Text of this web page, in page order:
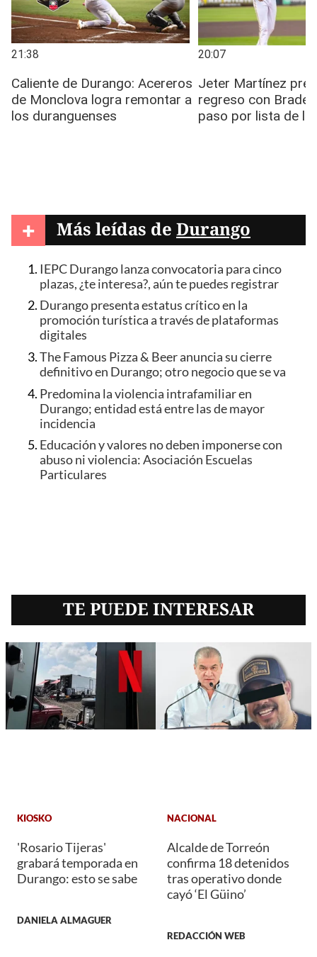
+ Más leídas de Durango
IEPC Durango lanza convocatoria para cinco
plazas, ¿te interesa?, aún te puedes registrar
Durango presenta estatus crítico en la
promoción turística a través de plataformas
digitales
The Famous Pizza & Beer anuncia su cierre
definitivo en Durango; otro negocio que se va
Predomina la violencia intrafamiliar en
Durango; entidad está entre las de mayor
incidencia
Educación y valores no deben imponerse con
abuso ni violencia: Asociación Escuelas
Particulares
TE PUEDE INTERESAR
KIOSKO
'Rosario Tijeras'
grabará temporada en
Durango: esto se sabe
DANIELA ALMAGUER
NACIONAL
Alcalde de Torreón
confirma 18 detenidos
tras operativo donde
cayó ‘El Güino’
REDACCIÓN WEB